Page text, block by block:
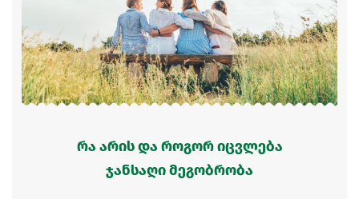
რა არის და როგორ იცვლება
ჯანსაღი მეგობრობა